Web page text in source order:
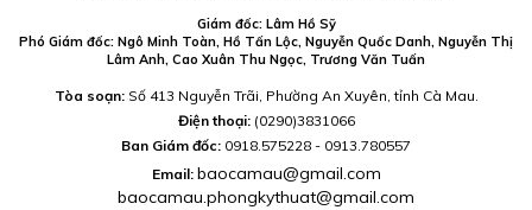
Giám đốc: Lâm Hồ Sỹ
Phó Giám đốc: Ngô Minh Toàn, Hồ Tấn Lộc, Nguyễn Quốc Danh, Nguyễn Thị
Lâm Anh, Cao Xuân Thu Ngọc, Trương Văn Tuấn
Tòa soạn:Số 413 Nguyễn Trãi, Phường An Xuyên, tỉnh Cà Mau.
Điện thoại: (0290)3831066
Ban Giám đốc: 0918.575228 - 0913.780557
Email: baocamau@gmail.com
baocamau.phongkythuat@gmail.com